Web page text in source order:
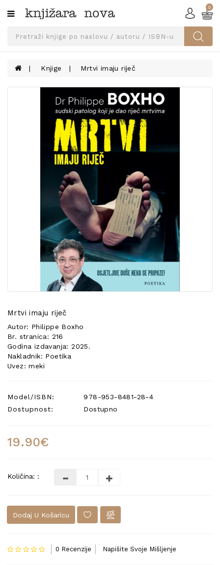
Kategorije
SVEUČILIŠNA
UDŽBENICI
KNJIGE
POSEBNA
PONUDA
0
Knjige Mrtvi imaju riječ
Mrtvi imaju riječ
Autor: Philippe Boxho
Br. stranica: 216
Godina izdavanja: 2025.
Nakladnik: Poetika
Uvez: meki
Model/ISBN:
978-953-8481-28-4
Dostupnost:
Dostupno
19.90€
Količina: :
Dodaj U Košaricu
0 Recenzije Napišite Svoje Mišljenje